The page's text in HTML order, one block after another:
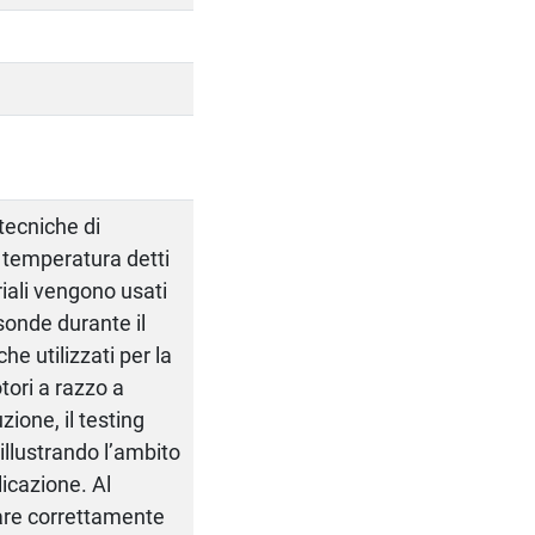
di
detti
vengono usati
durante il
utilizzati per la
a razzo a
il testing
l’ambito
Al
correttamente